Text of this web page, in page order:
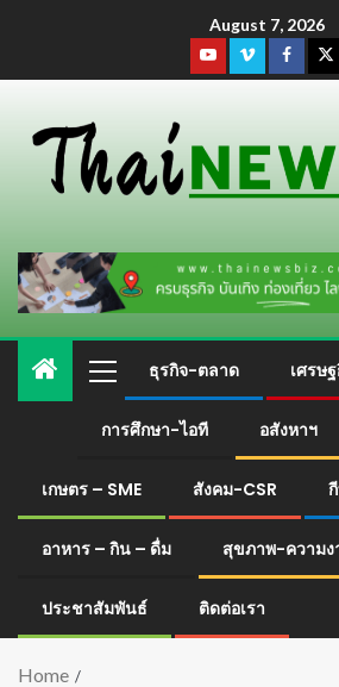
August 7, 2026
ธุรกิจ-ตลาด เศรษ
การศึกษา-ไอที อสังหาฯ
เกษตร – SME สังคม-CSR
อาหาร – กิน – ดื่ม สุขภาพ-ความง
ประชาสัมพันธ์ ติดต่อเรา
Home